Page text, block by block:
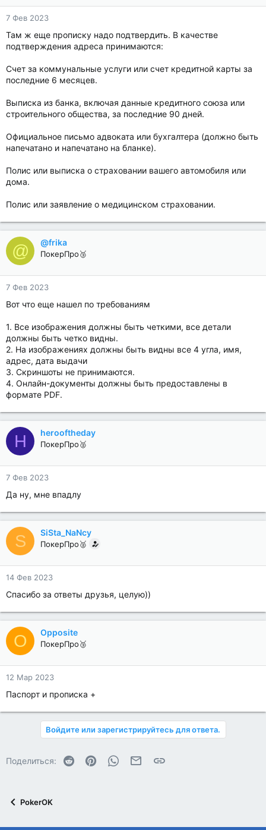
7 Фев 2023
Там ж еще прописку надо подтвердить. В качестве
подтверждения адреса принимаются:
Счет за коммунальные услуги или счет кредитной карты за
последние 6 месяцев.
Выписка из банка, включая данные кредитного союза или
строительного общества, за последние 90 дней.
Официальное письмо адвоката или бухгалтера (должно быть
напечатано и напечатано на бланке).
Полис или выписка о страховании вашего автомобиля или
дома.
Полис или заявление о медицинском страховании.
@ @frika
ПокерПро🥉
7 Фев 2023
Вот что еще нашел по требованиям
1. Все изображения должны быть четкими, все детали
должны быть четко видны.
2. На изображениях должны быть видны все 4 угла, имя,
адрес, дата выдачи
3. Скриншоты не принимаются.
4. Онлайн-документы должны быть предоставлены в
формате PDF.
H herooftheday
ПокерПро🥈
7 Фев 2023
Да ну, мне впадлу
S SiSta_NaNcy
ПокерПро🥈
14 Фев 2023
Спасибо за ответы друзья, целую))
O Opposite
ПокерПро🥉
12 Мар 2023
Паспорт и прописка +
Войдите или зарегистрируйтесь для ответа.
Поделиться: Reddit PinterestWhatsAppЭлектронная почта
Ссылка
PokerOK